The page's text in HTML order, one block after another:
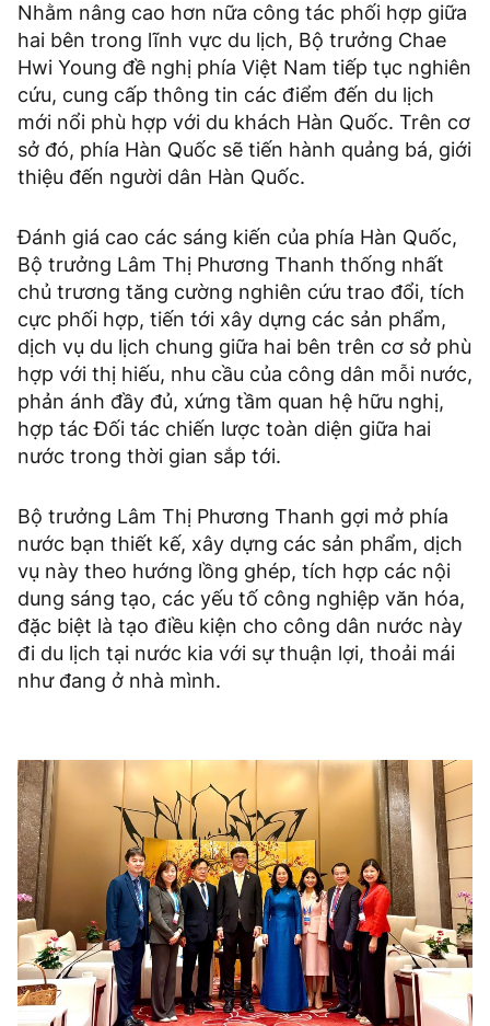
Nhằm nâng cao hơn nữa công tác phối hợp giữa
hai bên trong lĩnh vực du lịch, Bộ trưởng Chae
Hwi Young đề nghị phía Việt Nam tiếp tục nghiên
cứu, cung cấp thông tin các điểm đến du lịch
mới nổi phù hợp với du khách Hàn Quốc. Trên cơ
sở đó, phía Hàn Quốc sẽ tiến hành quảng bá, giới
thiệu đến người dân Hàn Quốc.
Đánh giá cao các sáng kiến của phía Hàn Quốc,
Bộ trưởng Lâm Thị Phương Thanh thống nhất
chủ trương tăng cường nghiên cứu trao đổi, tích
cực phối hợp, tiến tới xây dựng các sản phẩm,
dịch vụ du lịch chung giữa hai bên trên cơ sở phù
hợp với thị hiếu, nhu cầu của công dân mỗi nước,
phản ánh đầy đủ, xứng tầm quan hệ hữu nghị,
hợp tác Đối tác chiến lược toàn diện giữa hai
nước trong thời gian sắp tới.
Bộ trưởng Lâm Thị Phương Thanh gợi mở phía
nước bạn thiết kế, xây dựng các sản phẩm, dịch
vụ này theo hướng lồng ghép, tích hợp các nội
dung sáng tạo, các yếu tố công nghiệp văn hóa,
đặc biệt là tạo điều kiện cho công dân nước này
đi du lịch tại nước kia với sự thuận lợi, thoải mái
như đang ở nhà mình.